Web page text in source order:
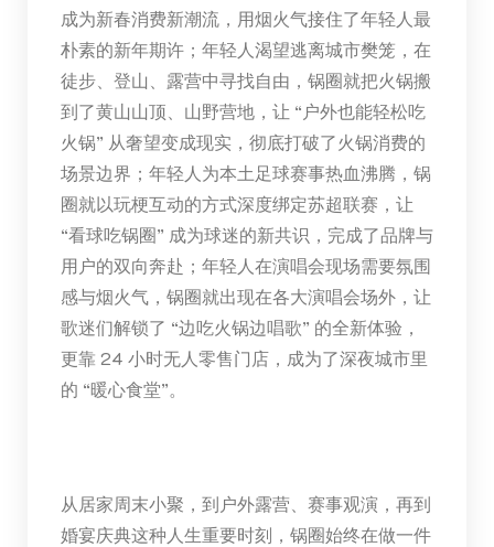
成为新春消费新潮流，用烟火气接住了年轻人最
朴素的新年期许；年轻人渴望逃离城市樊笼，在
徒步、登山、露营中寻找自由，锅圈就把火锅搬
到了黄山山顶、山野营地，让 “户外也能轻松吃
火锅” 从奢望变成现实，彻底打破了火锅消费的
场景边界；年轻人为本土足球赛事热血沸腾，锅
圈就以玩梗互动的方式深度绑定苏超联赛，让
“看球吃锅圈” 成为球迷的新共识，完成了品牌与
用户的双向奔赴；年轻人在演唱会现场需要氛围
感与烟火气，锅圈就出现在各大演唱会场外，让
歌迷们解锁了 “边吃火锅边唱歌” 的全新体验，
更靠 24 小时无人零售门店，成为了深夜城市里
的 “暖心食堂”。
从居家周末小聚，到户外露营、赛事观演，再到
婚宴庆典这种人生重要时刻，锅圈始终在做一件